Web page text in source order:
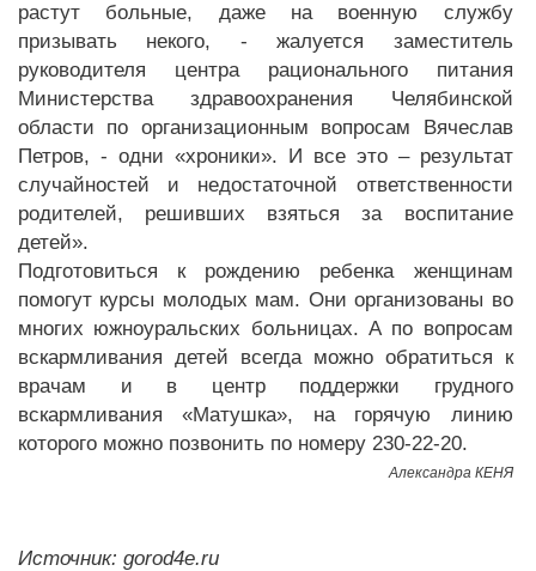
растут больные, даже на военную службу
призывать некого, - жалуется заместитель
руководителя центра рационального питания
Министерства здравоохранения Челябинской
области по организационным вопросам Вячеслав
Петров, - одни «хроники». И все это – результат
случайностей и недостаточной ответственности
родителей, решивших взяться за воспитание
детей».
Подготовиться к рождению ребенка женщинам
помогут курсы молодых мам. Они организованы во
многих южноуральских больницах. А по вопросам
вскармливания детей всегда можно обратиться к
врачам и в центр поддержки грудного
вскармливания «Матушка», на горячую линию
которого можно позвонить по номеру 230-22-20.
Александра КЕНЯ
Источник: gorod4e.ru